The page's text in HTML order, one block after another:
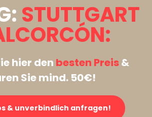
STUTTGART
hier den besten Preis&
Sie mind. 50€!
& unverbindlich anfragen!